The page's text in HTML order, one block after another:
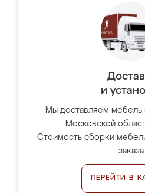
и
Мы доставляем мебель
Московской
Стоимость сборки
заказа.
ПЕРЕЙТИ В